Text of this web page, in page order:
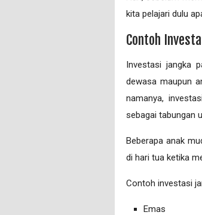
kita pelajari dulu
Contoh
Investasi jangka
dewasa maupun
namanya,
sebagai tabungan
Beberapa anak
di hari tua ketika
Contoh investasi
Emas